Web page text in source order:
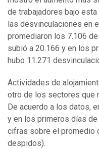
de trabajadores bajo
las desvinculaciones en
promediaron los 7.106
subió a 20.166 y en los
hubo 11.271
Actividades de
otro de los sectores que
De acuerdo a los datos,
y en los primeros días
cifras sobre el promedio
despidos).